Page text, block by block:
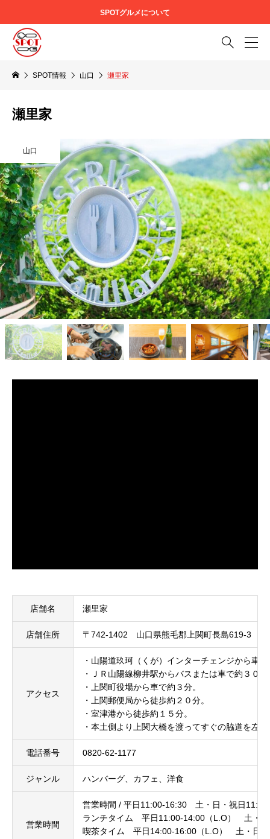
SPOTグルメについて

SPOT情報 山口 瀬里家
瀬里家
山口
店舗名 瀬里家
店舗住所 〒742-1402 ​​​​​​​山口県熊毛郡上関町長島619-3
アクセス
・山陽道玖珂（くが）インターチェンジから車
・ＪＲ山陽線柳井駅からバスまたは車で約３０分
・上関町役場から車で約３分。
・上関郵便局から徒歩約２０分。
・室津港から徒歩約１５分。
・本土側より上関大橋を渡ってすぐの脇道を左
電話番号 0820-62-1177
ジャンル ハンバーグ、カフェ、洋食
営業時間
営業時間 / 平日11:00-16:30 ​​​​​​​土・日・祝日
ランチタイム 平日11:00-14:00（L.O） 土・日
喫茶タイム 平日14:00-16:00（L.O） 土・日・